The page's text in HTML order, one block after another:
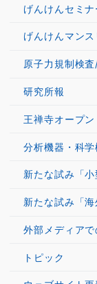
げんけんセミナ
げんけんマン
原子力規制検
研究所報
王禅寺オープン
分析機器・科
新たな試み「小
新たな試み「海
外部メディア
トピック